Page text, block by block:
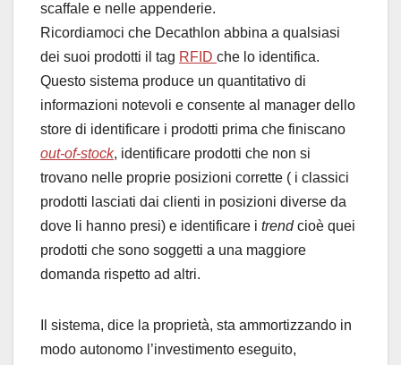
scaffale e nelle appenderie.
Ricordiamoci che Decathlon abbina a qualsiasi
dei suoi prodotti il tag RFID che lo identifica.
Questo sistema produce un quantitativo di
informazioni notevoli e consente al manager dello
store di identificare i prodotti prima che finiscano
out-of-stock, identificare prodotti che non si
trovano nelle proprie posizioni corrette ( i classici
prodotti lasciati dai clienti in posizioni diverse da
dove li hanno presi) e identificare i trendcioè quei
prodotti che sono soggetti a una maggiore
domanda rispetto ad altri.
Il sistema, dice la proprietà, sta ammortizzando in
modo autonomo l’investimento eseguito,